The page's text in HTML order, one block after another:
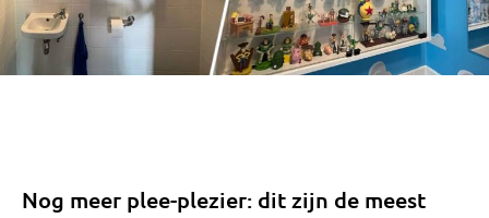
Nog meer plee-plezier: dit zijn de meest